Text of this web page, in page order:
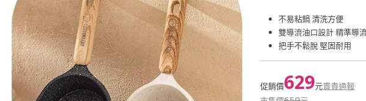
不易粘鍋 清洗方便
雙導流油口設計 精準導
把手不鬆脫 堅固耐用
促銷價629元賣貴通報